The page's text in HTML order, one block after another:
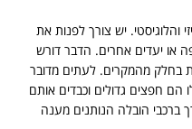
והלוגיסטי. יש צורך לפנות את
או יעדים אחרים. הדבר דורש
בחלק מהמקרים. לעתים מדובר
הם חפצים גדולים וכבדים אותם
ברכבי הובלה הנותנים מענה